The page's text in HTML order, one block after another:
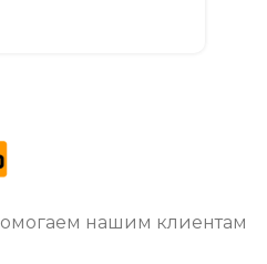
нашим клиентам